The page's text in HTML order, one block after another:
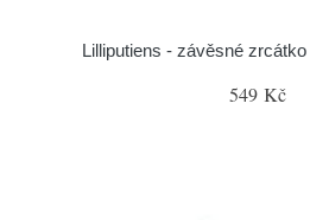
Lilliputiens - závěsné
549 Kč